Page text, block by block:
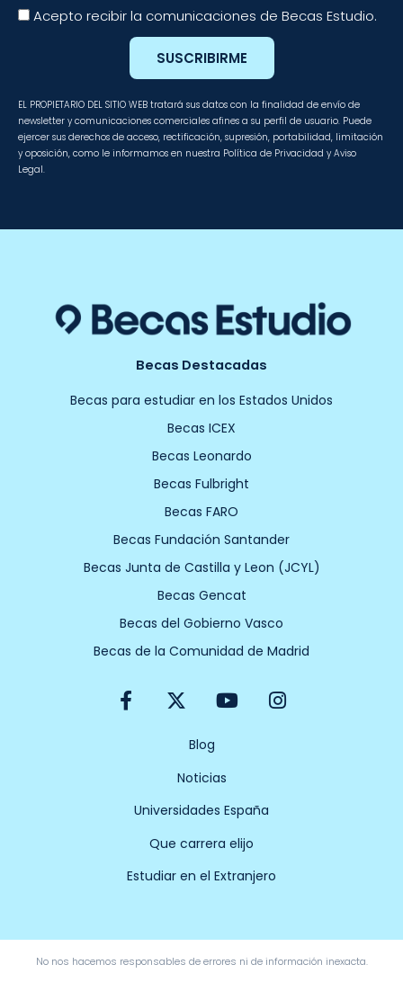
Acepto recibir la comunicaciones de Becas Estudio.
SUSCRIBIRME
EL PROPIETARIO DEL SITIO WEB tratará sus datos con la finalidad de envío de
newsletter y comunicaciones comerciales afines a su perfil de usuario. Puede
ejercer sus derechos de acceso, rectificación, supresión, portabilidad, limitación
y oposición, como le informamos en nuestra Política de Privacidad y Aviso
Legal.
Becas Destacadas
Becas para estudiar en los Estados Unidos
Becas ICEX
Becas Leonardo
Becas Fulbright
Becas FARO
Becas Fundación Santander
Becas Junta de Castilla y Leon (JCYL)
Becas Gencat
Becas del Gobierno Vasco
Becas de la Comunidad de Madrid
F
a
o
f
X
-
w
i
t
t
r
Y
o
u
b
e
I
n
Blog
Noticias
Universidades España
Que carrera elijo
Estudiar en el Extranjero
No nos hacemos responsables de errores ni de información inexacta.